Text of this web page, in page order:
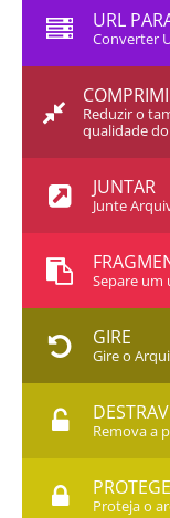
URL
Converter
Reduzir o
qualidade do
JUNTAR
Junte
Separe um
GIRE
Gire o
Remova a
Proteja o